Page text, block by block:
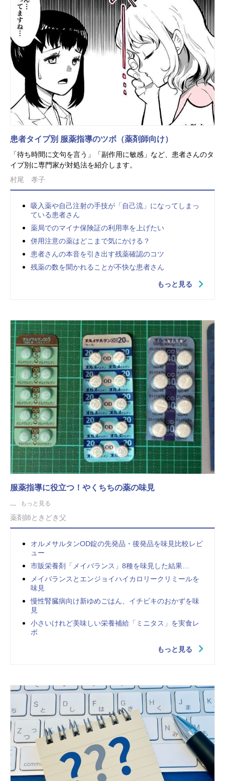
患者タイプ別 服薬指導のツボ（薬剤師向け）
「待ち時間に文句を言う」「副作用に敏感」など、患者さんのタ
イプ別に専門家が対処法を紹介します。
村尾 孝子
吸入薬や自己注射の手技が「自己流」になってしまっ
ている患者さん
薬局でのマイナ保険証の利用率を上げたい
併用注意の薬はどこまで気にかける？
患者さんの本音を引き出す残薬確認のコツ
残薬の数を聞かれることが不快な患者さん
もっと見る
服薬指導に役立つ！やくちちの薬の味見
もっと見る
薬剤師ときどき父
オルメサルタンOD錠の先発品・後発品を味見比較レビ
ュー
市販栄養剤「メイバランス」8種を味見した結果…
メイバランスとエンジョイハイカロリークリミールを
味見
慢性腎臓病向け新ゆめごはん、イチビキのおかずを味
見
小さいけれど美味しい栄養補給「ミニタス」を実食レ
ポ
もっと見る